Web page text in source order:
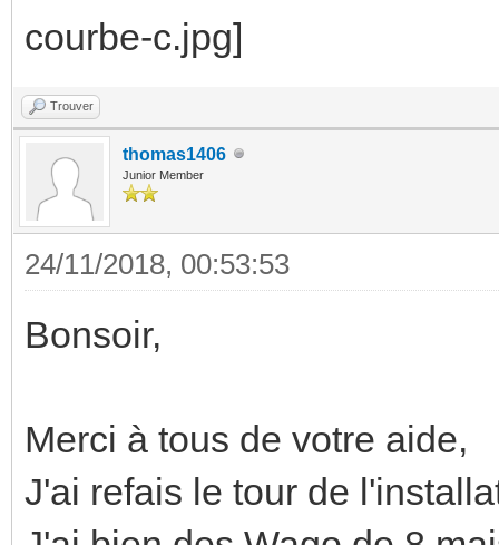
Trouver
thomas1406
Junior Member
24/11/2018, 00:53:53
Bonsoir,
Merci à tous de votre aide,
J'ai refais le tour de